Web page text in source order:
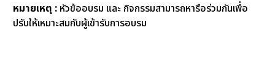
หมายเหตุ : หัวข้ออบรม และ กิจกรรมสามารถหารือร่วมกันเพื่อ
ปรับให้เหมาะสมกับผู้เข้ารับการอบรม